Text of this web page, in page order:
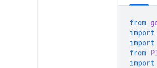
from
import
import
from
import